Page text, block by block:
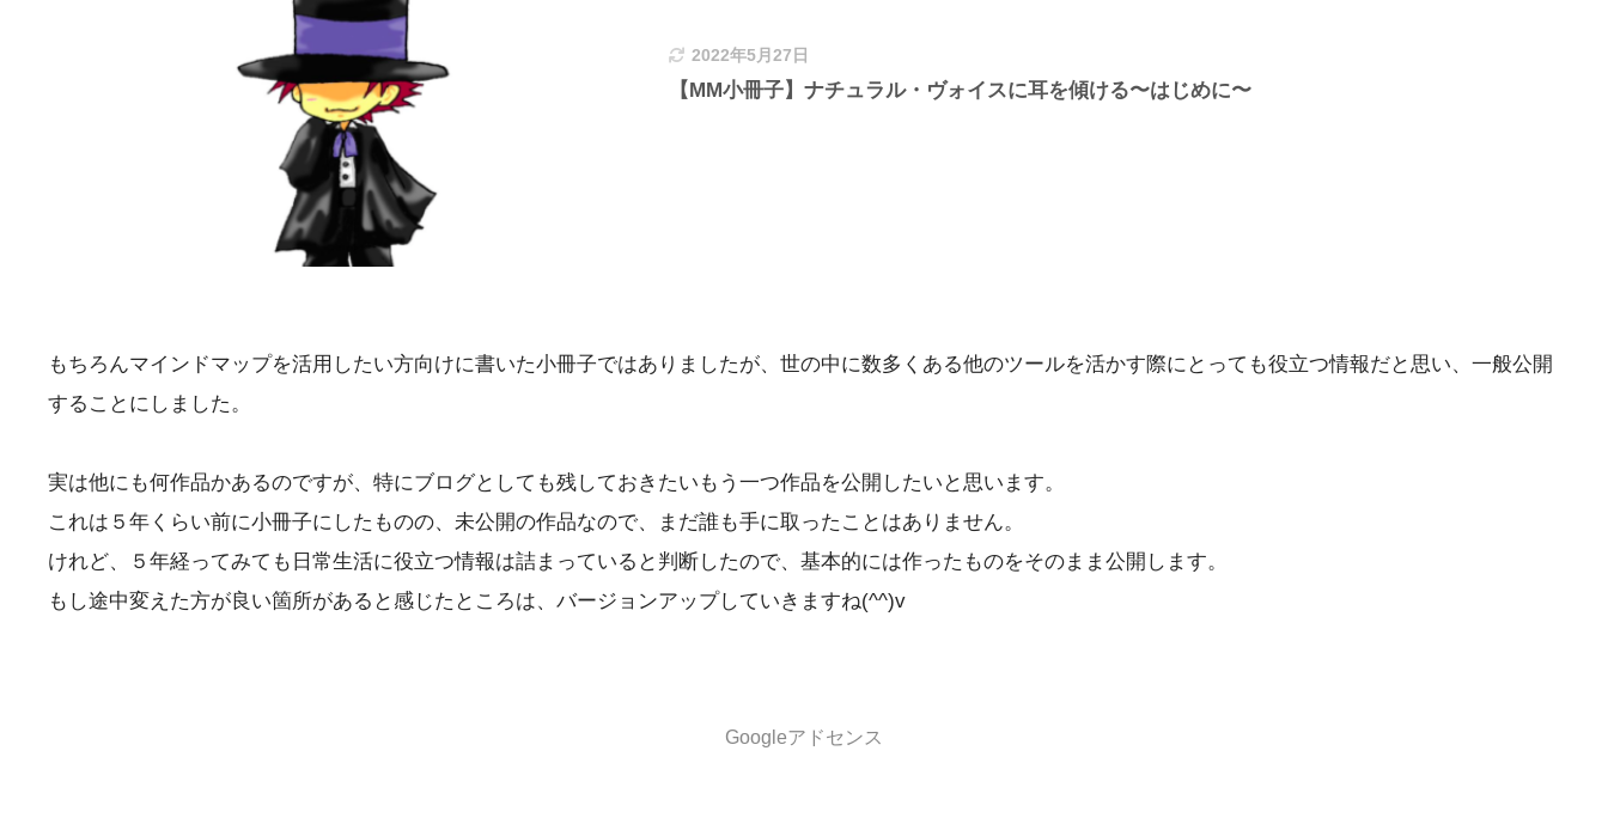
2022年5月27日
【MM小冊子】ナチュラル・ヴォイスに耳を傾ける〜はじめに〜
もちろんマインドマップを活用したい方向けに書いた小冊子ではありましたが、世の中に数多くある他のツールを活かす際にとっても役立つ情報だと思い、一般公開
することにしました。
実は他にも何作品かあるのですが、特にブログとしても残しておきたいもう一つ作品を公開したいと思います。
これは５年くらい前に小冊子にしたものの、未公開の作品なので、まだ誰も手に取ったことはありません。
けれど、５年経ってみても日常生活に役立つ情報は詰まっていると判断したので、基本的には作ったものをそのまま公開します。
もし途中変えた方が良い箇所があると感じたところは、バージョンアップしていきますね(^^)v
Googleアドセンス